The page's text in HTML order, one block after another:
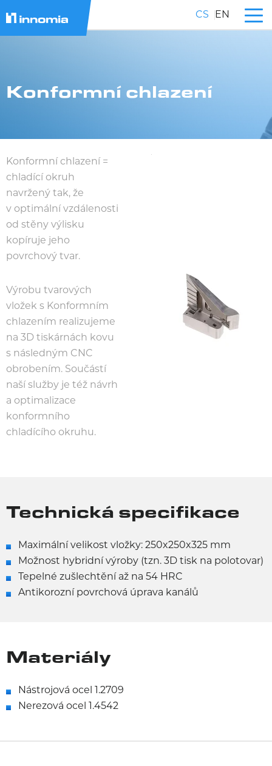
CS EN
Konformní chlazení
Konformní chlazení =
chladící okruh
navržený tak, že
v optimální vzdálenosti
od stěny výlisku
kopíruje jeho
povrchový tvar.
Výrobu tvarových
vložek s Konformním
chlazením realizujeme
na 3D tiskárnách kovu
s následným CNC
obrobením. Součástí
naší služby je též návrh
a optimalizace
konformního
chladícího okruhu.
Technická specifikace
Maximální velikost vložky: 250x250x325 mm
Možnost hybridní výroby (tzn. 3D tisk na polotovar)
Tepelné zušlechtění až na 54 HRC
Antikorozní povrchová úprava kanálů
Materiály
Nástrojová ocel 1.2709
Nerezová ocel 1.4542